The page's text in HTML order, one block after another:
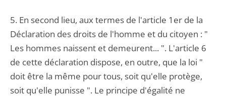
5. En second lieu, aux termes de l'article 1er de la
Déclaration des droits de l'homme et du citoyen : "
Les hommes naissent et demeurent... ". L'article 6
de cette déclaration dispose, en outre, que la loi "
doit être la même pour tous, soit qu'elle protège,
soit qu'elle punisse ". Le principe d'égalité ne